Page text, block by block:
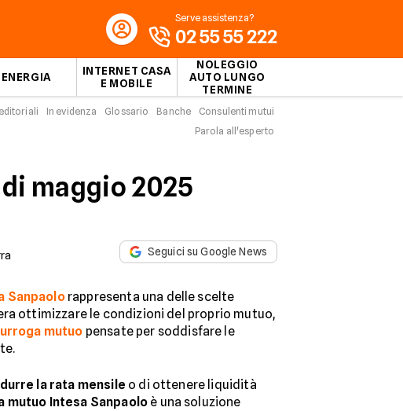
ENERGIA
INTERNET CASA
E MOBILE
NOLEGGIO
AUTO LUNGO
TERMINE
Serve assistenza?
02 55 55 222
In evidenza Glossario Banche
Consulenti mutui
Parola all'esperto
maggio 2025
Seguici su Google News
Sanpaolorappresenta una delle scelte
ottimizzare le condizioni del proprio mutuo,
mutuo pensate per soddisfare le
la rata mensile o di ottenere liquidità
mutuo Intesa Sanpaolo è una soluzione